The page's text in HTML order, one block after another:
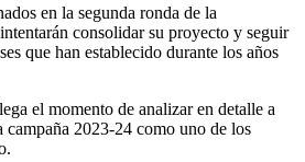
en la segunda ronda de la
consolidar su proyecto y seguir
que han establecido durante los años
el momento de analizar en detalle a
2023-24 como uno de los